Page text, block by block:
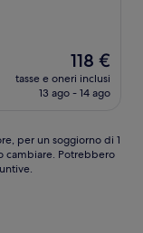
Il
prezzo
attuale
118 €
tasse e oneri inclusi
13 ago - 14 ago
per un soggiorno di 1
cambiare. Potrebbero